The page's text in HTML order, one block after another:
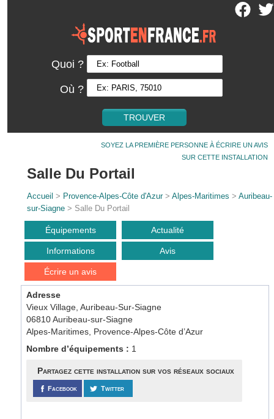
Quoi ?
Où ?
SOYEZ LA PREMIÈRE PERSONNE À ÉCRIRE UN AVIS
SUR CETTE INSTALLATION
Salle Du Portail
Accueil > Provence-Alpes-Côte d'Azur>Alpes-Maritimes >Auribeau-
sur-Siagne > Salle Du Portail
Équipements Actualité
Informations Avis
Écrire un avis
Adresse
Vieux Village, Auribeau-Sur-Siagne
06810 Auribeau-sur-Siagne
Alpes-Maritimes, Provence-Alpes-Côte d’Azur
Nombre d’équipements : 1
Partagez cette installation sur vos réseaux sociaux
Facebook Twitter